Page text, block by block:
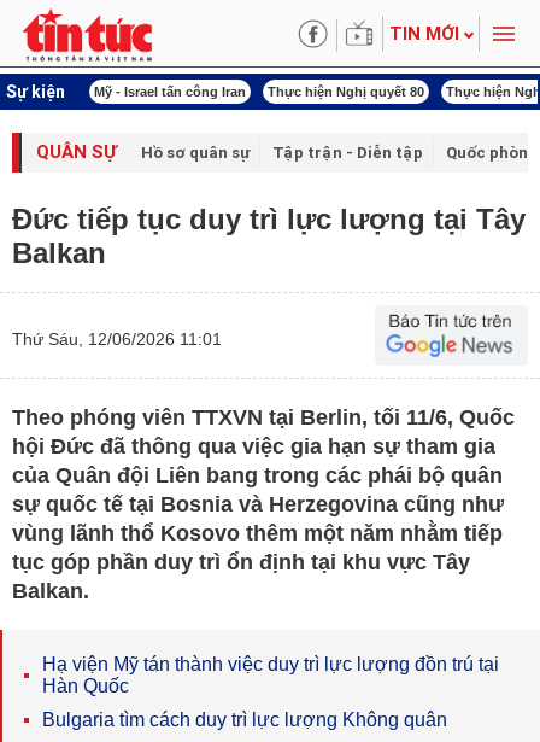
TIN MỚI
Sự kiện
công Iran Thực hiện Nghị quyết 80 Thực hiện Nghị quyết 79 Xuân Bính
QUÂN SỰ Hồ sơ quân sự Tập trận - Diễn tập Quốc phòng
Đức tiếp tục duy trì lực lượng tại Tây
Balkan
Thứ Sáu, 12/06/2026 11:01
Theo phóng viên TTXVN tại Berlin, tối 11/6, Quốc
hội Đức đã thông qua việc gia hạn sự tham gia
của Quân đội Liên bang trong các phái bộ quân
sự quốc tế tại Bosnia và Herzegovina cũng như
vùng lãnh thổ Kosovo thêm một năm nhằm tiếp
tục góp phần duy trì ổn định tại khu vực Tây
Balkan.
Hạ viện Mỹ tán thành việc duy trì lực lượng đồn trú tại
Hàn Quốc
Bulgaria tìm cách duy trì lực lượng Không quân